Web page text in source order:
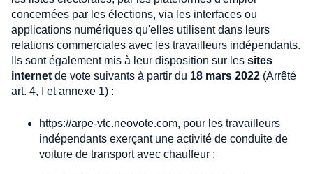
concernées par les élections, via les interfaces ou
applications numériques qu'elles utilisent dans leurs
relations commerciales avec les travailleurs indépendants.
Ils sont également mis à leur disposition sur les sites
internetde vote suivants à partir du 18 mars 2022 (Arrêté
art. 4, I et annexe 1) :
https://arpe-vtc.neovote.com, pour les travailleurs
indépendants exerçant une activité de conduite de
voiture de transport avec chauffeur ;